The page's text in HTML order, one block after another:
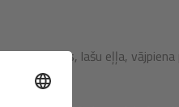
proteīns, lašu eļļa, vājpiena